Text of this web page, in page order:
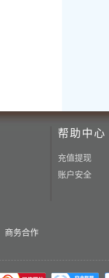
帮助中心
充值提现
账户安全
商务合作